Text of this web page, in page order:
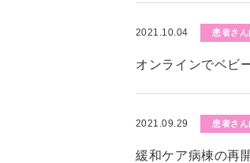
2021.10.04 患者さ
オンラインでベビ
2021.09.29 患者さ
緩和ケア病棟の再